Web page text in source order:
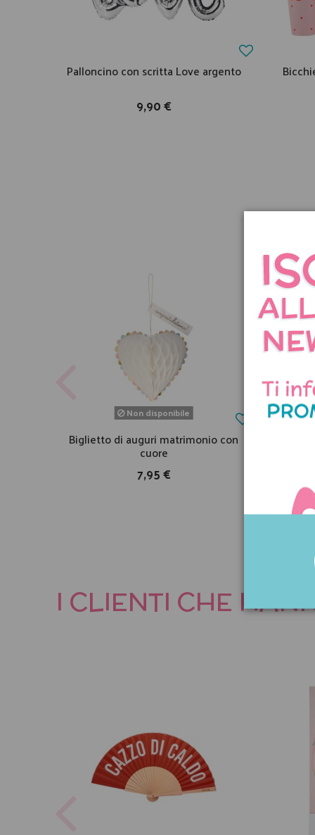
Palloncino con scritta Love argento
9,90 €
Non disponibile
Biglietto di auguri matrimonio con
cuore
7,95 €
I CLIENTI CHE